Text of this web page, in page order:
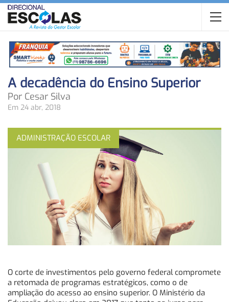
A decadência do Ensino Superior
Por Cesar Silva
Em 24 abr, 2018
ADMINISTRAÇÃO ESCOLAR
O corte de investimentos pelo governo federal compromete
a retomada de programas estratégicos, como o de
ampliação do acesso ao ensino superior. O Ministério da